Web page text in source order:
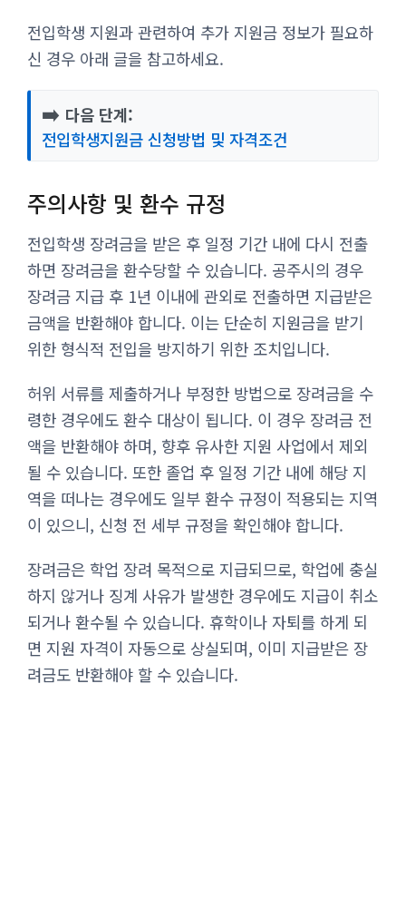
전입학생 지원과 관련하여 추가 지원금 정보가 필요하
신 경우 아래 글을 참고하세요.
➡️ 다음 단계:
전입학생지원금 신청방법 및 자격조건
주의사항 및 환수 규정
전입학생 장려금을 받은 후 일정 기간 내에 다시 전출
하면 장려금을 환수당할 수 있습니다. 공주시의 경우
장려금 지급 후 1년 이내에 관외로 전출하면 지급받은
금액을 반환해야 합니다. 이는 단순히 지원금을 받기
위한 형식적 전입을 방지하기 위한 조치입니다.
허위 서류를 제출하거나 부정한 방법으로 장려금을 수
령한 경우에도 환수 대상이 됩니다. 이 경우 장려금 전
액을 반환해야 하며, 향후 유사한 지원 사업에서 제외
될 수 있습니다. 또한 졸업 후 일정 기간 내에 해당 지
역을 떠나는 경우에도 일부 환수 규정이 적용되는 지역
이 있으니, 신청 전 세부 규정을 확인해야 합니다.
장려금은 학업 장려 목적으로 지급되므로, 학업에 충실
하지 않거나 징계 사유가 발생한 경우에도 지급이 취소
되거나 환수될 수 있습니다. 휴학이나 자퇴를 하게 되
면 지원 자격이 자동으로 상실되며, 이미 지급받은 장
려금도 반환해야 할 수 있습니다.